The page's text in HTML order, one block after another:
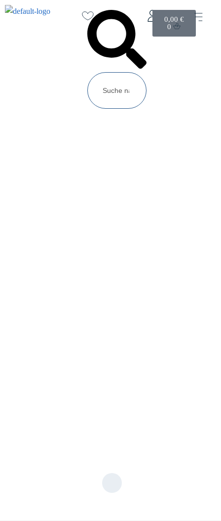
0,00 €
0